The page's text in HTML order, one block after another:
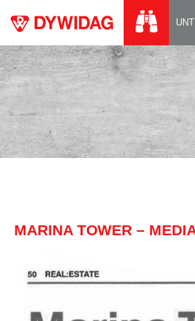
MARINA TOWER –